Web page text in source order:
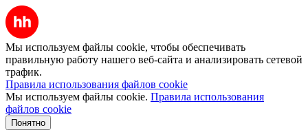
Мы используем файлы cookie, чтобы обеспечивать
правильную работу нашего веб-сайта и анализировать сетевой
трафик.
Правила использования файлов cookie
Мы используем файлы cookie. Правила использования
файлов cookie
Понятно